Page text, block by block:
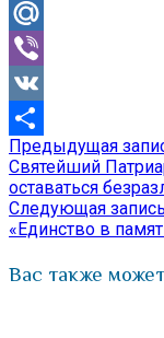
Odnoklassniki
Mail.Ru
Viber
VK
Отправить
Навигация
по
записям
Предыдущая
Святейший
оставаться
Следующая запись
«Единство в
Вас также